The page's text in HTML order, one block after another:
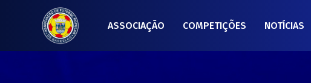
ASSOCIAÇÃO COMPETIÇÕES NOTÍCIAS